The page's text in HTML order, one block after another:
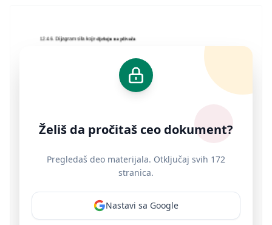
Želiš da pročitaš ceo dokument?
Pregledaš deo materijala. Otključaj svih 172
stranica.
Nastavi sa Google